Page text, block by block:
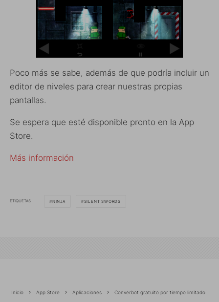
Poco más se sabe, además de que podría incluir un
editor de niveles para crear nuestras propias
pantallas.
Se espera que esté disponible pronto en la App
Store.
Más información
ETIQUETAS NINJA SILENT SWORDS
Inicio App Store Aplicaciones Converbot gratuito por tiempo limitado